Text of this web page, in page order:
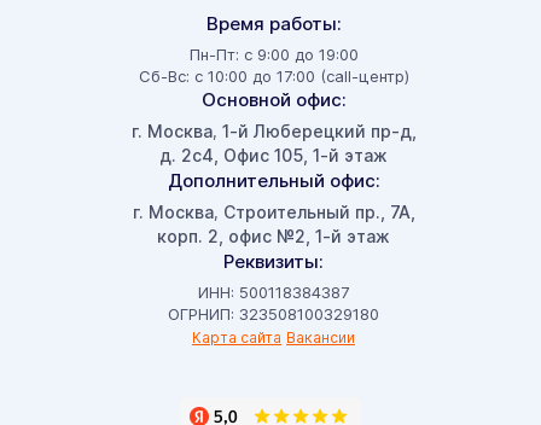
Время работы:
Пн-Пт: с 9:00 до 19:00
Сб-Вс: с 10:00 до 17:00 (call-центр)
Основной офис:
г. Москва, 1-й Люберецкий пр-д,
д. 2с4, Офис 105, 1-й этаж
Дополнительный офис:
г. Москва, Строительный пр., 7А,
корп. 2, офис №2, 1-й этаж
Реквизиты:
ИНН: 500118384387
ОГРНИП: 323508100329180
Карта сайта Вакансии